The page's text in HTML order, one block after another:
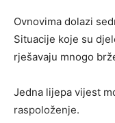
Ovnovima dolazi
Situacije koje su
rješavaju mnogo
Jedna lijepa vijest
raspoloženje.